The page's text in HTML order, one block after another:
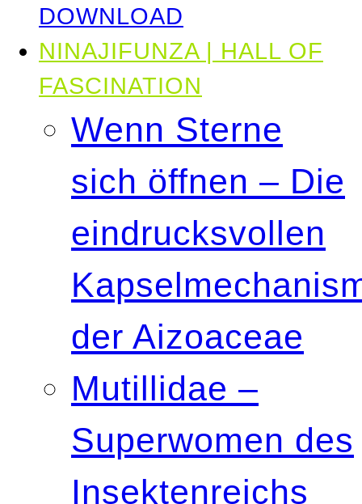
DOWNLOAD
NINAJIFUNZA | HALL OF
FASCINATION
Wenn Sterne
sich öffnen – Die
eindrucksvollen
der Aizoaceae
Mutillidae –
Superwomen des
Insektenreichs